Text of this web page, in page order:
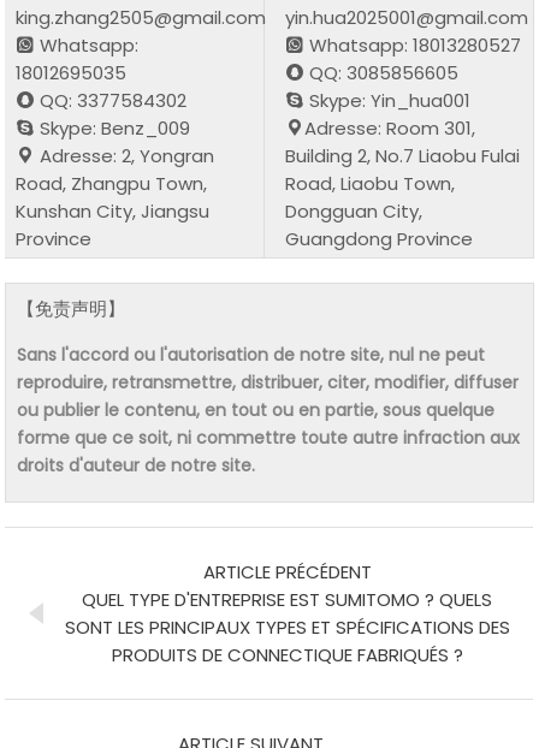
king.zhang2505@gmail.com
Whatsapp:
18012695035
QQ: 3377584302
Skype: Benz_009
Adresse: 2, Yongran
Road, Zhangpu Town,
Kunshan City, Jiangsu
Province
yin.hua2025001@gmail.com
Whatsapp: 18013280527
QQ: 3085856605
Skype: Yin_hua001
Adresse: Room 301,
Building 2, No.7 Liaobu Fulai
Road, Liaobu Town,
Dongguan City,
Guangdong Province
【免责声明】
Sans l'accord ou l'autorisation de notre site, nul ne peut
reproduire, retransmettre, distribuer, citer, modifier, diffuser
ou publier le contenu, en tout ou en partie, sous quelque
forme que ce soit, ni commettre toute autre infraction aux
droits d'auteur de notre site.
ARTICLE PRÉCÉDENT
QUEL TYPE D'ENTREPRISE EST SUMITOMO ? QUELS
SONT LES PRINCIPAUX TYPES ET SPÉCIFICATIONS DES
PRODUITS DE CONNECTIQUE FABRIQUÉS ?